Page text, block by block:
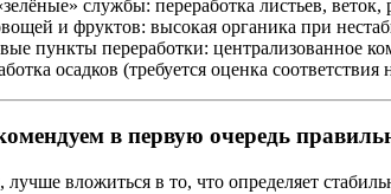
службы: переработка листьев, веток,
и фруктов: высокая органика при
пункты переработки: централизованное
осадков (требуется оценка
в первую очередь
вложиться в то, что определяет